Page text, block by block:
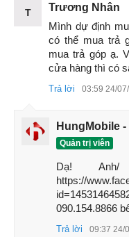
T
Trương Nhân
Mình dự định
có thể mua trả
mua trả góp ạ.
cửa hàng thì có
Trả lời 03:59 24/
HungMobile
Quản trị viên
Dạ!
https://
090.154.8866
Trả lời 09:37 24/